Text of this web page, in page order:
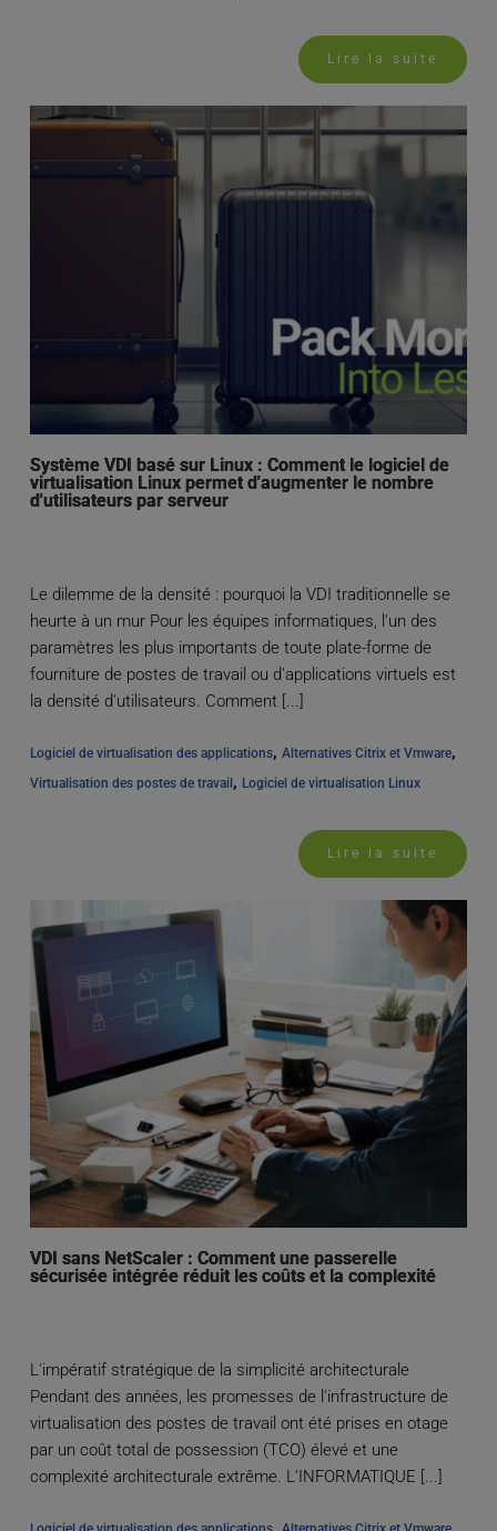
Lire la suite
Système VDI basé sur Linux : Comment le logiciel de
virtualisation Linux permet d'augmenter le nombre
d'utilisateurs par serveur
Le dilemme de la densité : pourquoi la VDI traditionnelle se
heurte à un mur Pour les équipes informatiques, l'un des
paramètres les plus importants de toute plate-forme de
fourniture de postes de travail ou d'applications virtuels est
la densité d'utilisateurs. Comment [...]
Logiciel de virtualisation des applications, Alternatives Citrix et Vmware
Virtualisation des postes de travail, Logiciel de virtualisation Linux
Lire la suite
VDI sans NetScaler : Comment une passerelle
sécurisée intégrée réduit les coûts et la complexité
L'impératif stratégique de la simplicité architecturale
Pendant des années, les promesses de l'infrastructure de
virtualisation des postes de travail ont été prises en otage
par un coût total de possession (TCO) élevé et une
complexité architecturale extrême. L'INFORMATIQUE [...]